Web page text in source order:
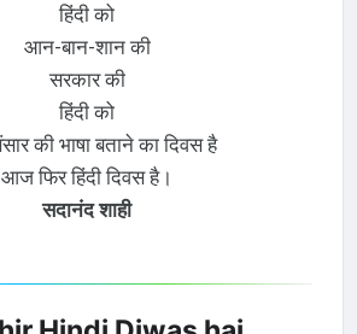
हिंदी को
आन-बान-शान की
सरकार की
हिंदी को
की भाषा बताने का दिवस है
आज फिर हिंदी दिवस है।
सदानंद शाही